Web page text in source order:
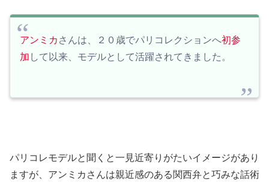
アンミカ さんは、 ２０歳でパリコレクションへ初参
加 して以来、モデルとして活躍されてきました 。
パリコレモデルと聞くと一見近寄りがたいイメージがあり
ますが、アンミカさんは親近感のある関西弁と巧みな話術